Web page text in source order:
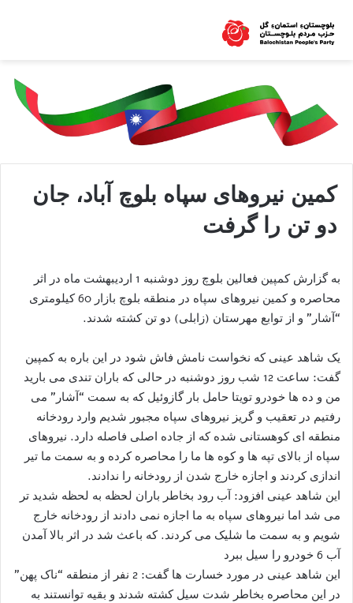
کمین نیروهای سپاه بلوچ آباد، جان
دو تن را گرفت
به گزارش کمپین فعالین بلوچ روز دوشنبه 1 اردیبهشت ماه در اثر
محاصره و کمین نیروهای سپاه در منطقه بلوچ بازار 60 کیلومتری
“آشار” و از توابع مهرستان (زابلی) دو تن کشته شدند.
یک شاهد عینی که نخواست نامش فاش شود در این باره به کمپین
گفت: ساعت 12 شب روز دوشنبه در حالی که باران تندی می بارید
من و ده ها خودرو تویتا حامل بار گازوئیل که به سمت “آشار” می
رفتیم در تعقیب و گریز نیروهای سپاه مجبور شدیم وارد رودخانه
منطقه ای کوهستانی شده که از جاده اصلی فاصله دارد. نیروهای
سپاه از بالای تپه ها و کوه ها ما را محاصره کرده و به سمت ما تیر
اندازی کردند و اجازه خارج شدن از رودخانه را ندادند.
این شاهد عینی افزود: آب رود بخاطر باران لحظه به لحظه شدید تر
می شد اما نیروهای سپاه به ما اجازه نمی دادند از رودخانه خارج
شویم و به سمت ما شلیک می کردند. که باعث شد در اثر بالا آمدن
آب 6 خودرو را سیل ببرد
این شاهد عینی در مورد خسارت ها گفت: 2 نفر از منطقه “ناک پهن”
در این محاصره بخاطر شدت سیل کشته شدند و بقیه توانستند به